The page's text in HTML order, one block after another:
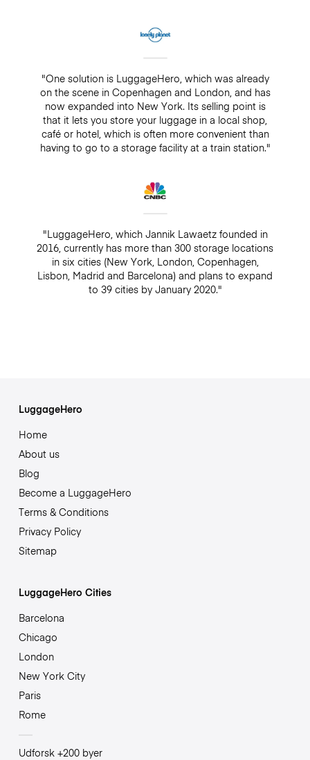
"One solution is LuggageHero, which was already
on the scene in Copenhagen and London, and has
now expanded into New York. Its selling point is
that it lets you store your luggage in a local shop,
café or hotel, which is often more convenient than
having to go to a storage facility at a train station."
"LuggageHero, which Jannik Lawaetz founded in
2016, currently has more than 300 storage locations
in six cities (New York, London, Copenhagen,
Lisbon, Madrid and Barcelona) and plans to expand
to 39 cities by January 2020."
LuggageHero
Home
About us
Blog
Become a LuggageHero
Terms & Conditions
Privacy Policy
Sitemap
LuggageHero Cities
Barcelona
Chicago
London
New York City
Paris
Rome
Udforsk +200 byer